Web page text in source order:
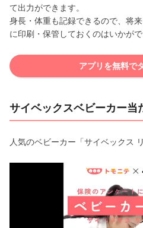
て出力ができます。
身長・体重も記録できるので、将
に印刷・保管しておくのはいかがで
アプリを無料で
サイベックスベビーカー当
人気のベビーカー「サイベックス